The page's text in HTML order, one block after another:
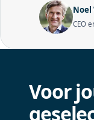
Noel
CEO
Voor